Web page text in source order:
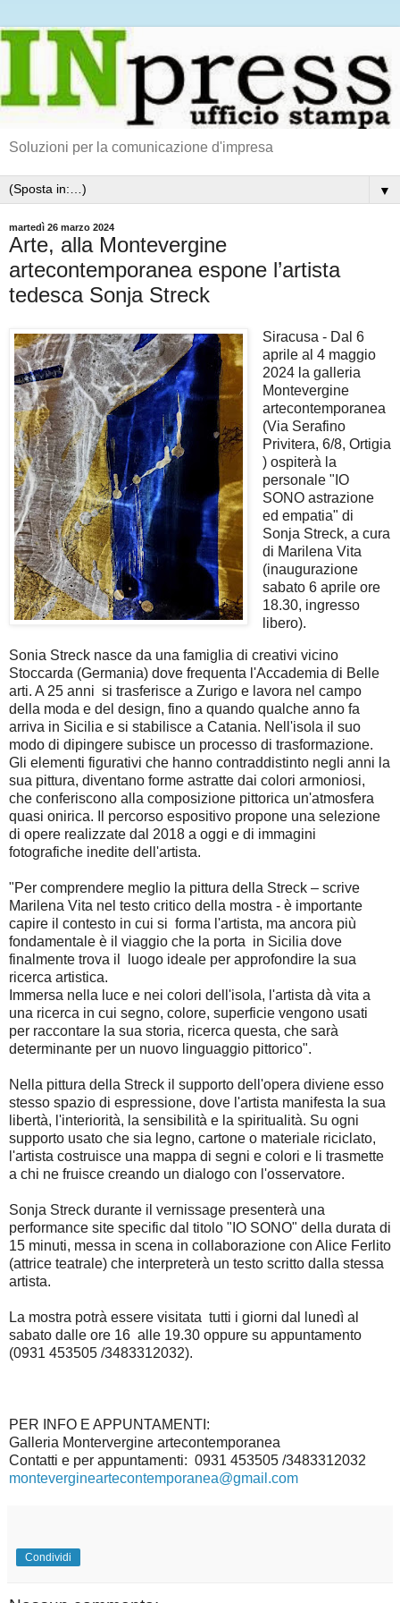
Soluzioni per la comunicazione d'impresa
▼
martedì 26 marzo 2024
Arte, alla Montevergine
artecontemporanea espone l’artista
tedesca Sonja Streck
Siracusa - Dal 6
aprile al 4 maggio
2024 la galleria
Montevergine
artecontemporanea
(Via Serafino
Privitera, 6/8, Ortigia
) ospiterà la
personale "IO
SONO astrazione
ed empatia" di
Sonja Streck, a cura
di Marilena Vita
(inaugurazione
sabato 6 aprile ore
18.30, ingresso
libero).
Sonia Streck nasce da una famiglia di creativi vicino
Stoccarda (Germania) dove frequenta l'Accademia di Belle
arti. A 25 anni si trasferisce a Zurigo e lavora nel campo
della moda e del design, fino a quando qualche anno fa
arriva in Sicilia e si stabilisce a Catania. Nell'isola il suo
modo di dipingere subisce un processo di trasformazione.
Gli elementi figurativi che hanno contraddistinto negli anni la
sua pittura, diventano forme astratte dai colori armoniosi,
che conferiscono alla composizione pittorica un'atmosfera
quasi onirica. Il percorso espositivo propone una selezione
di opere realizzate dal 2018 a oggi e di immagini
fotografiche inedite dell'artista.
"Per comprendere meglio la pittura della Streck – scrive
Marilena Vita nel testo critico della mostra - è importante
capire il contesto in cui si forma l'artista, ma ancora più
fondamentale è il viaggio che la porta in Sicilia dove
finalmente trova il luogo ideale per approfondire la sua
ricerca artistica.
Immersa nella luce e nei colori dell'isola, l'artista dà vita a
una ricerca in cui segno, colore, superficie vengono usati
per raccontare la sua storia, ricerca questa, che sarà
determinante per un nuovo linguaggio pittorico".
Nella pittura della Streck il supporto dell'opera diviene esso
stesso spazio di espressione, dove l'artista manifesta la sua
libertà, l'interiorità, la sensibilità e la spiritualità. Su ogni
supporto usato che sia legno, cartone o materiale riciclato,
l'artista costruisce una mappa di segni e colori e li trasmette
a chi ne fruisce creando un dialogo con l'osservatore.
Sonja Streck durante il vernissage presenterà una
performance site specific dal titolo "IO SONO" della durata di
15 minuti, messa in scena in collaborazione con Alice Ferlito
(attrice teatrale) che interpreterà un testo scritto dalla stessa
artista.
La mostra potrà essere visitata tutti i giorni dal lunedì al
sabato dalle ore 16 alle 19.30 oppure su appuntamento
(0931 453505 /3483312032).
PER INFO E APPUNTAMENTI:
Galleria Montervergine artecontemporanea
Contatti e per appuntamenti: 0931 453505 /3483312032
montevergineartecontemporanea@gmail.com
Condividi